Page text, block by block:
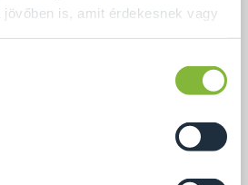
jövőben is, amit érdekesnek vagy
arra kérünk, hogy engedd meg
Természetesen
nem fogunk visszaélni ezzel
a döntésed ezzel
üvegkorlát